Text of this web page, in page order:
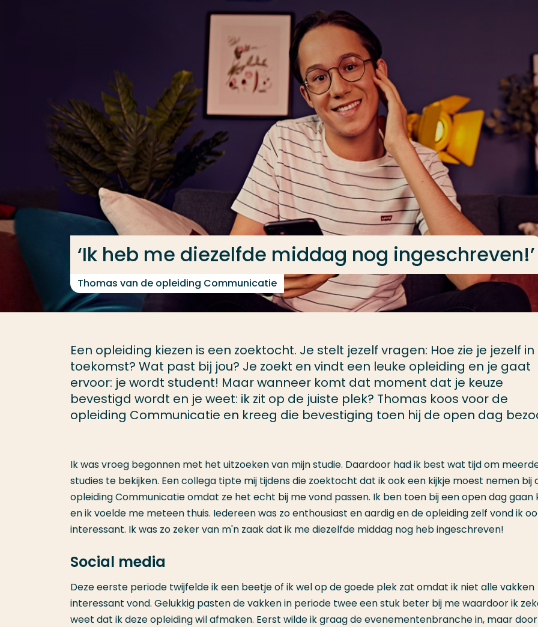
‘Ik heb me diezelfde middag nog ingeschreven!’
Thomas van de opleiding Communicatie
Een opleiding kiezen is een zoektocht. Je stelt jezelf vragen: Hoe zie je jezelf
toekomst? Wat past bij jou? Je zoekt en vindt een leuke opleiding en je gaat
ervoor: je wordt student! Maar wanneer komt dat moment dat je keuze
bevestigd wordt en je weet: ik zit op de juiste plek? Thomas koos voor de
opleiding Communicatie en kreeg die bevestiging toen hij de open dag
Ik was vroeg begonnen met het uitzoeken van mijn studie. Daardoor had ik best wat tijd om
studies te bekijken. Een collega tipte mij tijdens die zoektocht dat ik ook een kijkje moest nemen bij
opleiding Communicatie omdat ze het echt bij me vond passen. Ik ben toen bij een open dag gaan
en ik voelde me meteen thuis. Iedereen was zo enthousiast en aardig en de opleiding zelf vond ik
interessant. Ik was zo zeker van m'n zaak dat ik me diezelfde middag nog heb ingeschreven!
Social media
Deze eerste periode twijfelde ik een beetje of ik wel op de goede plek zat omdat ik niet alle vakken
interessant vond. Gelukkig pasten de vakken in periode twee een stuk beter bij me waardoor ik
weet dat ik deze opleiding wil afmaken. Eerst wilde ik graag de evenementenbranche in, maar door
Veel gezocht
Opleiding
Contact